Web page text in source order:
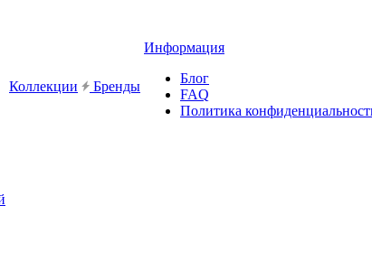
Коллекции Бренды
Информация
Блог
FAQ
Политика конфиденциальности